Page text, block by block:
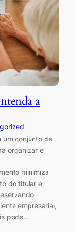
a
um conjunto de
organizar e
minimiza
do titular e
empresarial,
pode…